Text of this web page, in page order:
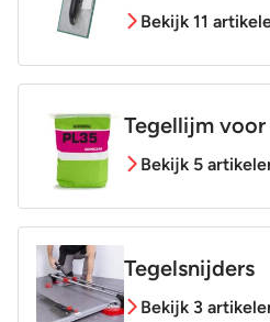
Bekijk 11
Tegellijm
Bekijk 5
Tegelsnijders
Bekijk 3